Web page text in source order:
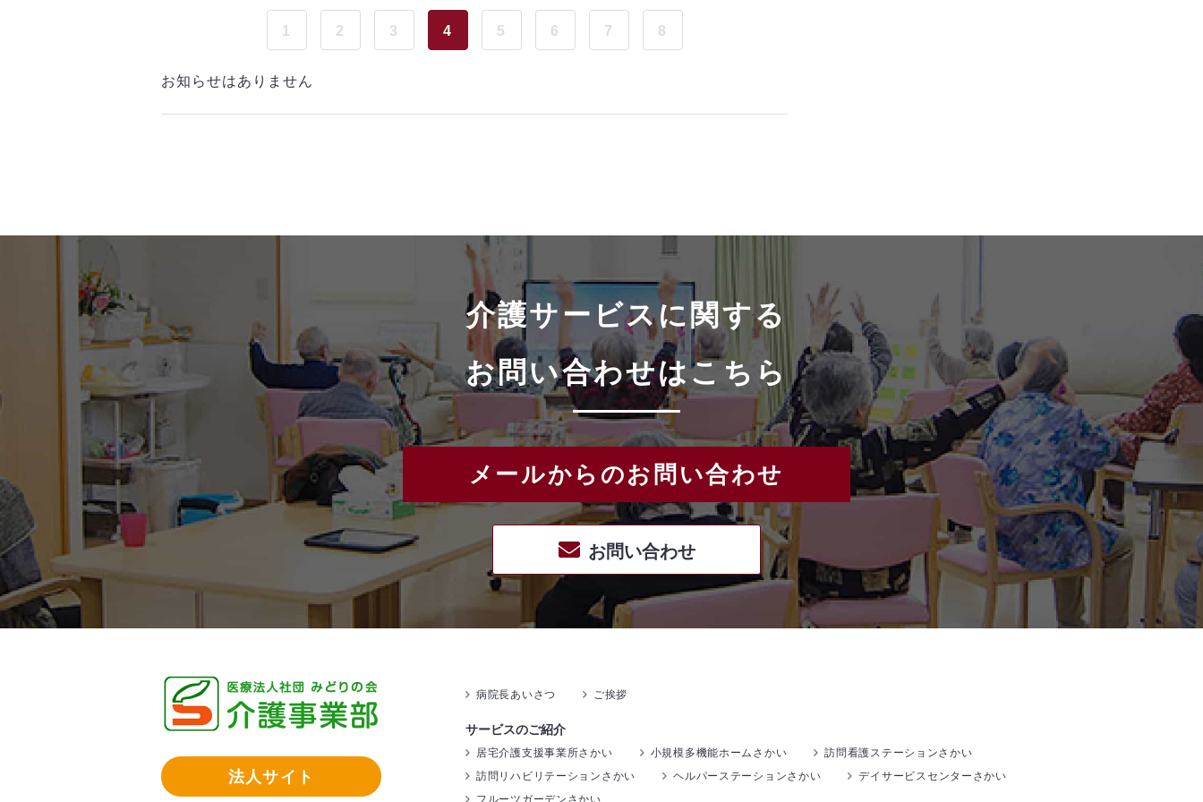
1 2 3 4 5 6 7 8
お知らせはありません
介護サービスに関する
お問い合わせはこちら
メールからのお問い合わせ
お問い合わせ
法人サイト
病院長あいさつ ご挨拶
サービスのご紹介
居宅介護支援事業所さかい 小規模多機能ホームさかい
訪問看護ステーションさかい
訪問リハビリテーションさかい
ヘルパーステーションさかい
デイサービスセンターさかい
フルーツガーデンさかい